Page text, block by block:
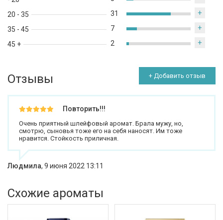
20 - 35
35 - 45
45 +
31 +
7 +
2 +
Отзывы + Добавить отзыв
Повторить!!!
Очень приятный шлейфовый аромат. Брала мужу, но,
смотрю, сыновья тоже его на себя наносят. Им тоже
нравится. Стойкость приличная.
Людмила, 9 июня 2022 13:11
Схожие ароматы